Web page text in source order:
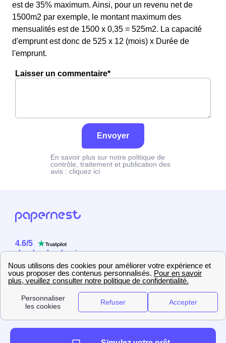
est de 35% maximum. Ainsi, pour un revenu net de
1500m2 par exemple, le montant maximum des
mensualités est de 1500 x 0,35 = 525m2. La capacité
d'emprunt est donc de 525 x 12 (mois) x Durée de
l'emprunt.
Laisser un commentaire*
Envoyer
En savoir plus sur notre politique de
contrôle, traitement et publication des
avis : cliquez ici
4.6/5
2358 utilisateurs